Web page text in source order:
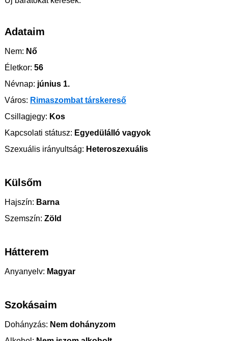
Adataim
Nem: Nő
Életkor: 56
Névnap: június 1.
Város: Rimaszombat társkereső
Csillagjegy: Kos
Kapcsolati státusz: Egyedülálló vagyok
Szexuális irányultság: Heteroszexuális
Külsőm
Hajszín: Barna
Szemszín: Zöld
Hátterem
Anyanyelv: Magyar
Szokásaim
Dohányzás: Nem dohányzom